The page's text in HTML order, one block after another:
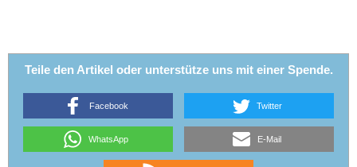
Teile den Artikel oder unterstütze uns mit einer Spende.
Facebook Twitter
WhatsApp E-Mail